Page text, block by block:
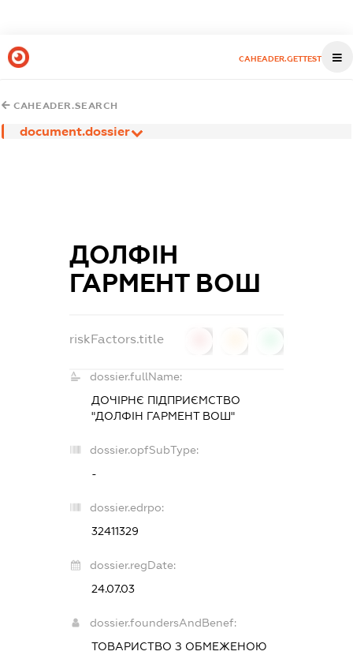
CAHEADER.GETTEST
CAHEADER.SEARCH
document.dossier
ДОЛФІН
ГАРМЕНТ ВОШ
riskFactors.title
dossier.fullName:
ДОЧІРНЄ ПІДПРИЄМСТВО
"ДОЛФІН ГАРМЕНТ ВОШ"
dossier.opfSubType:
-
dossier.edrpo:
32411329
dossier.regDate:
24.07.03
dossier.foundersAndBenef:
ТОВАРИСТВО З ОБМЕЖЕНОЮ